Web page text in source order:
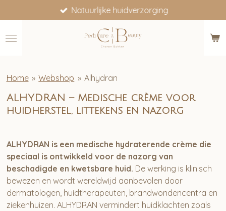
direct
naar
Natuurlijke huidverzorging
Home » Webshop » Alhydran
ALHYDRAN – Medische crème voor
huidherstel, littekens en nazorg
ALHYDRAN is een medische hydraterende crème die
speciaal is ontwikkeld voor de nazorg van
beschadigde en kwetsbare huid. De werking is klinisch
bewezen en wordt wereldwijd aanbevolen door
dermatologen, huidtherapeuten, brandwondencentra en
ziekenhuizen. ALHYDRAN vermindert huidklachten zoals